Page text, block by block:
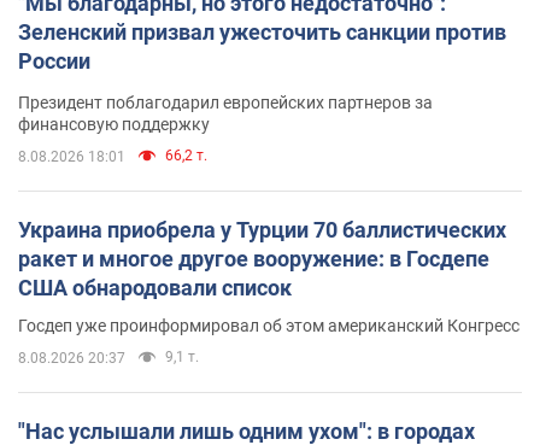
Зеленский призвал ужесточить санкции против
России
Президент поблагодарил европейских партнеров за
финансовую поддержку
8.08.2026 18:01 66,2 т.
Украина приобрела у Турции 70 баллистических
ракет и многое другое вооружение: в Госдепе
США обнародовали список
Госдеп уже проинформировал об этом американский Конгресс
8.08.2026 20:37 9,1 т.
"Нас услышали лишь одним ухом": в городах